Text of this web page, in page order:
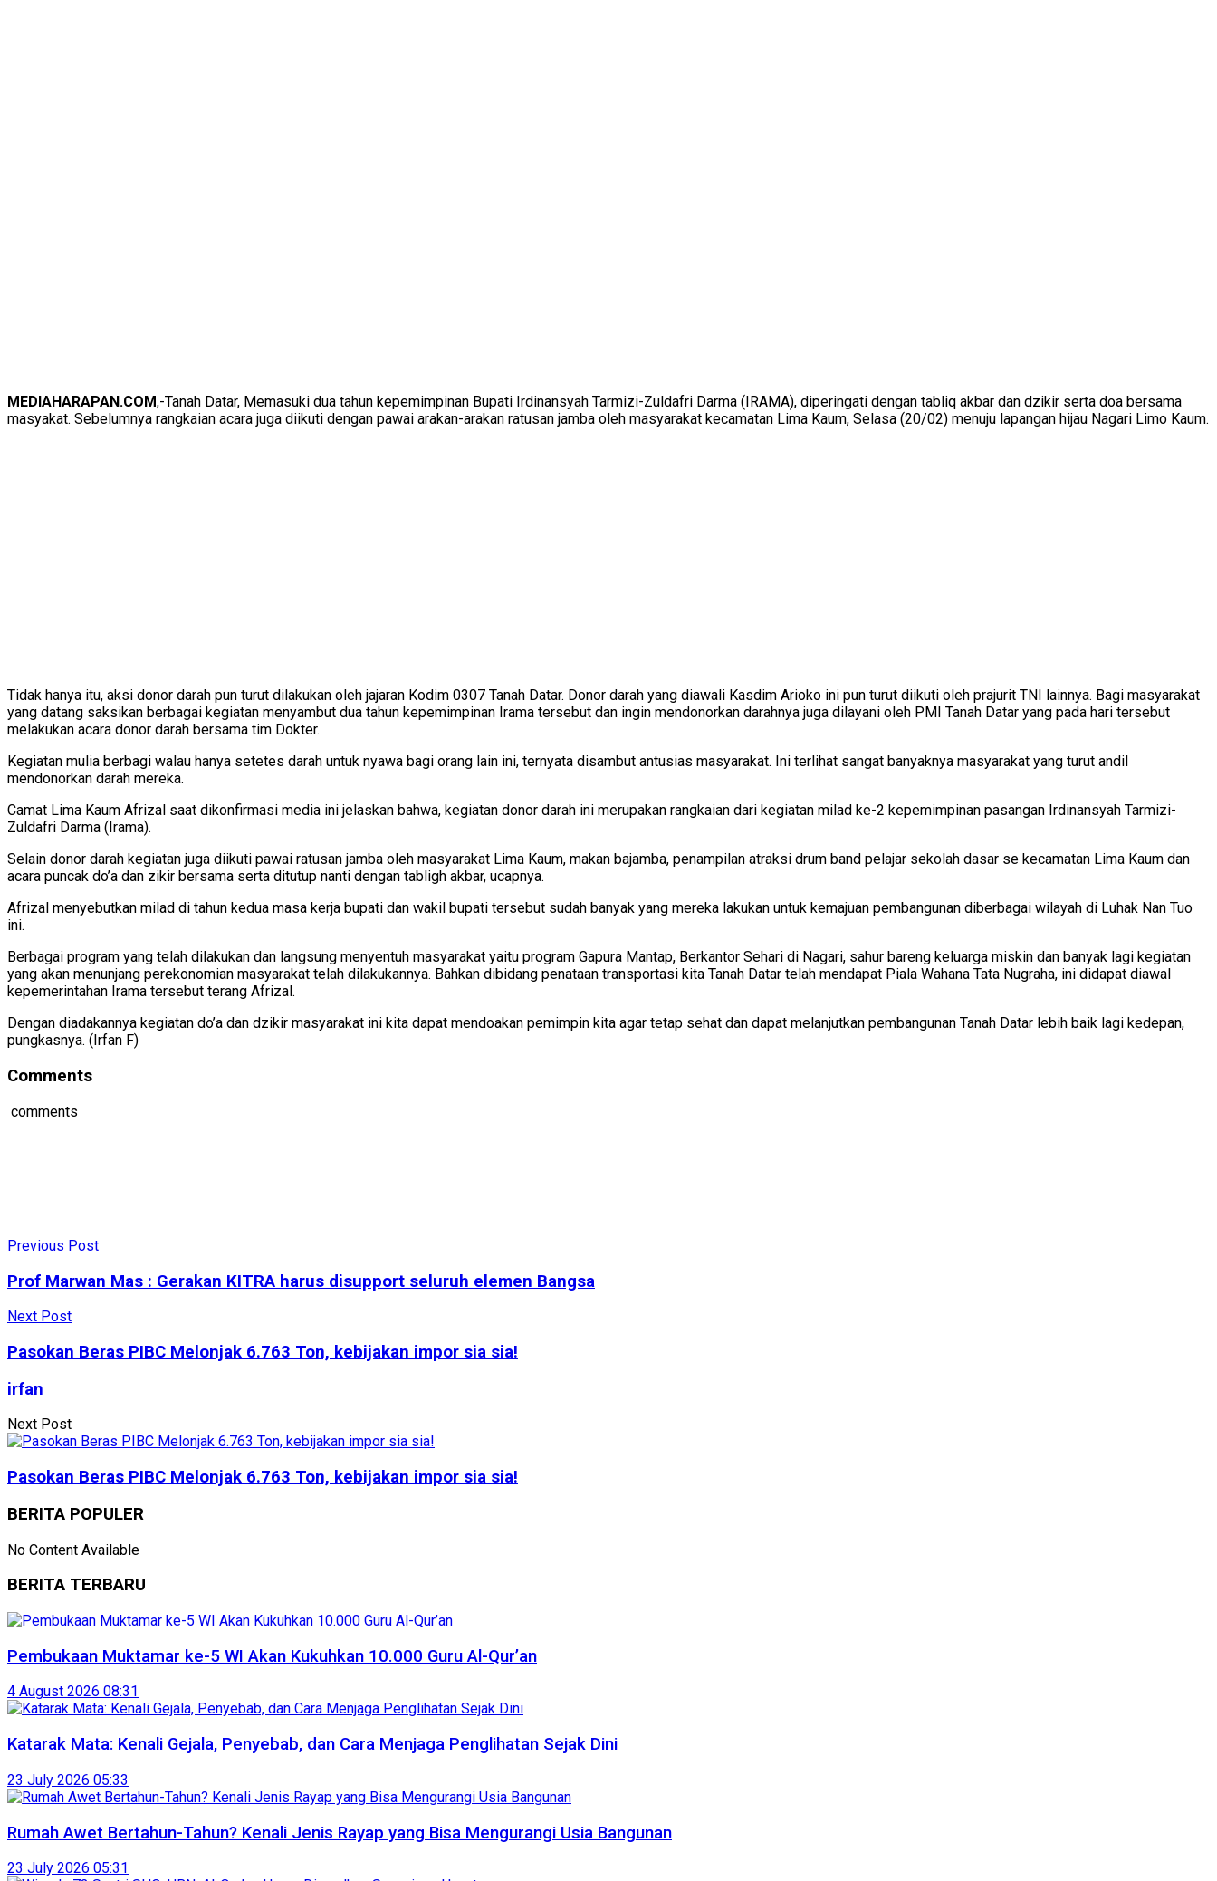
MEDIAHARAPAN.COM,-Tanah Datar, Memasuki dua tahun kepemimpinan Bupati Irdinansyah Tarmizi-Zuldafri Darma (IRAMA), diperingati dengan tabliq akbar dan dzikir serta doa bersama
masyakat. Sebelumnya rangkaian acara juga diikuti dengan pawai arakan-arakan ratusan jamba oleh masyarakat kecamatan Lima Kaum, Selasa (20/02) menuju lapangan hijau Nagari Limo Kaum.
Tidak hanya itu, aksi donor darah pun turut dilakukan oleh jajaran Kodim 0307 Tanah Datar. Donor darah yang diawali Kasdim Arioko ini pun turut diikuti oleh prajurit TNI lainnya. Bagi masyarakat
yang datang saksikan berbagai kegiatan menyambut dua tahun kepemimpinan Irama tersebut dan ingin mendonorkan darahnya juga dilayani oleh PMI Tanah Datar yang pada hari tersebut
melakukan acara donor darah bersama tim Dokter.
Kegiatan mulia berbagi walau hanya setetes darah untuk nyawa bagi orang lain ini, ternyata disambut antusias masyarakat. Ini terlihat sangat banyaknya masyarakat yang turut andil
mendonorkan darah mereka.
Camat Lima Kaum Afrizal saat dikonfirmasi media ini jelaskan bahwa, kegiatan donor darah ini merupakan rangkaian dari kegiatan milad ke-2 kepemimpinan pasangan Irdinansyah Tarmizi-
Zuldafri Darma (Irama).
Selain donor darah kegiatan juga diikuti pawai ratusan jamba oleh masyarakat Lima Kaum, makan bajamba, penampilan atraksi drum band pelajar sekolah dasar se kecamatan Lima Kaum dan
acara puncak do’a dan zikir bersama serta ditutup nanti dengan tabligh akbar, ucapnya.
Afrizal menyebutkan milad di tahun kedua masa kerja bupati dan wakil bupati tersebut sudah banyak yang mereka lakukan untuk kemajuan pembangunan diberbagai wilayah di Luhak Nan Tuo
ini.
Berbagai program yang telah dilakukan dan langsung menyentuh masyarakat yaitu program Gapura Mantap, Berkantor Sehari di Nagari, sahur bareng keluarga miskin dan banyak lagi kegiatan
yang akan menunjang perekonomian masyarakat telah dilakukannya. Bahkan dibidang penataan transportasi kita Tanah Datar telah mendapat Piala Wahana Tata Nugraha, ini didapat diawal
kepemerintahan Irama tersebut terang Afrizal.
Dengan diadakannya kegiatan do’a dan dzikir masyarakat ini kita dapat mendoakan pemimpin kita agar tetap sehat dan dapat melanjutkan pembangunan Tanah Datar lebih baik lagi kedepan,
pungkasnya. (Irfan F)
Comments
comments
Previous Post
Prof Marwan Mas : Gerakan KITRA harus disupport seluruh elemen Bangsa
Next Post
Pasokan Beras PIBC Melonjak 6.763 Ton, kebijakan impor sia sia!
irfan
Next Post
Pasokan Beras PIBC Melonjak 6.763 Ton, kebijakan impor sia sia!
BERITA POPULER
No Content Available
BERITA TERBARU
Pembukaan Muktamar ke-5 WI Akan Kukuhkan 10.000 Guru Al-Qur’an
4 August 2026 08:31
Katarak Mata: Kenali Gejala, Penyebab, dan Cara Menjaga Penglihatan Sejak Dini
23 July 2026 05:33
Rumah Awet Bertahun-Tahun? Kenali Jenis Rayap yang Bisa Mengurangi Usia Bangunan
23 July 2026 05:31